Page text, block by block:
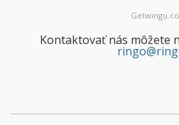
Kontaktovať nás môžete